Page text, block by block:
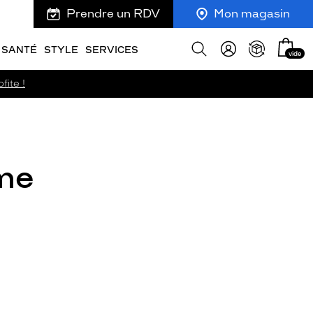
Prendre un RDV Mon magasin
SANTÉ STYLE SERVICES
Afficher
Mon
panier
vide
!